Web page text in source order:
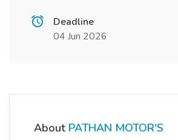
Deadline
04 Jun 2026
About PATHAN MOTOR'S